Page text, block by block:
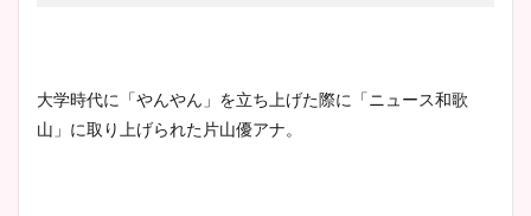
大学時代に「やんやん」を立ち上げた際に「ニュース和歌
山」に取り上げられた片山優アナ。